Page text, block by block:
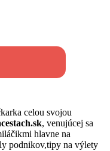
celou svojou
, venujúcej sa
hlavne na
podnikov,tipy na výlety